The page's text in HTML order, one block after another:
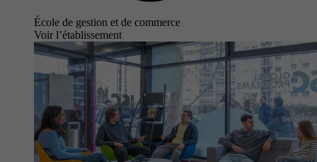
École de gestion et de commerce
Voir l’établissement